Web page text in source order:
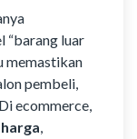
“barang luar
memastikan
pembeli,
ecommerce,
harga,